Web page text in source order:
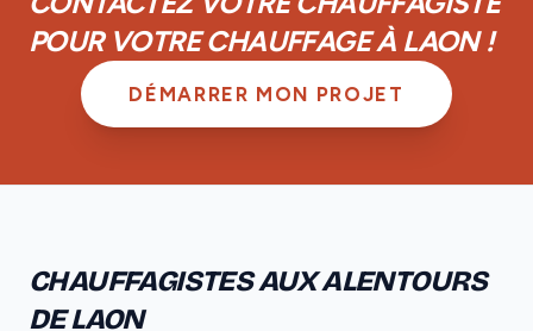
POUR VOTRE CHAUFFAGE À LAON !
DÉMARRER MON PROJET
CHAUFFAGISTES AUX ALENTOURS
DE LAON